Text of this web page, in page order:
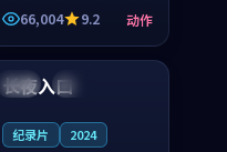
作品，围绕危机、反转
与人物成长展开，整体
节奏紧凑，值得推荐观
看。
66,004 9.2 动作
中国 独播
长夜入口
纪录片 2024